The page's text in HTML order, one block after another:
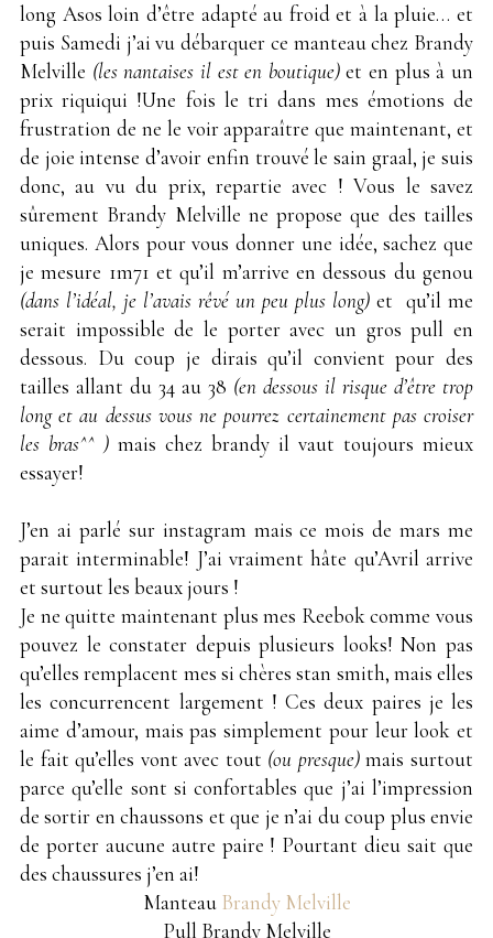
long Asos loin d’être adapté au froid et à la pluie… et
puis Samedi j’ai vu débarquer ce manteau chez Brandy
Melville (les nantaises il est en boutique)et en plus à un
prix riquiqui !Une fois le tri dans mes émotions de
frustration de ne le voir apparaître que maintenant, et
de joie intense d’avoir enfin trouvé le sain graal, je suis
donc, au vu du prix, repartie avec ! Vous le savez
sûrement Brandy Melville ne propose que des tailles
uniques. Alors pour vous donner une idée, sachez que
je mesure 1m71 et qu’il m’arrive en dessous du genou
(dans l’idéal, je l’avais rêvé un peu plus long) et qu’il me
serait impossible de le porter avec un gros pull en
dessous. Du coup je dirais qu’il convient pour des
tailles allant du 34 au 38 (en dessous il risque d’être trop
long et au dessus vous ne pourrez certainement pas croiser
les bras^^ ) mais chez brandy il vaut toujours mieux
essayer!
J’en ai parlé sur instagram mais ce mois de mars me
parait interminable! J’ai vraiment hâte qu’Avril arrive
et surtout les beaux jours !
Je ne quitte maintenant plus mes Reebok comme vous
pouvez le constater depuis plusieurs looks! Non pas
qu’elles remplacent mes si chères stan smith, mais elles
les concurrencent largement ! Ces deux paires je les
aime d’amour, mais pas simplement pour leur look et
le fait qu’elles vont avec tout (ou presque)mais surtout
parce qu’elle sont si confortables que j’ai l’impression
de sortir en chaussons et que je n’ai du coup plus envie
de porter aucune autre paire ! Pourtant dieu sait que
des chaussures j’en ai!
Manteau Brandy Melville
Pull Brandy Melville